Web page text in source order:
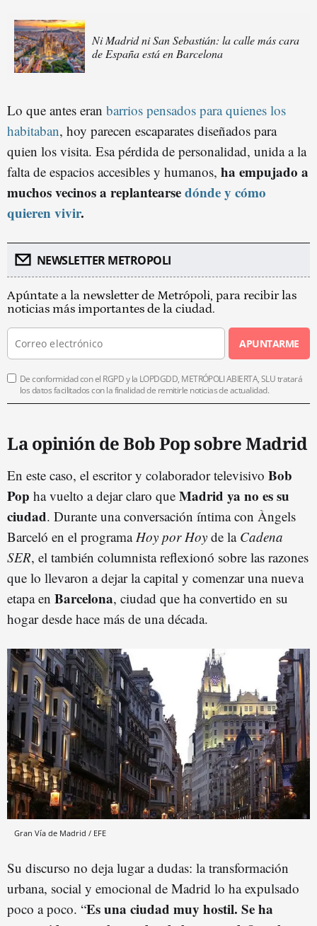
Ni Madrid ni San Sebastián: la calle más cara
de España está en Barcelona
Lo que antes eran barrios pensados para quienes los
habitaban, hoy parecen escaparates diseñados para
quien los visita. Esa pérdida de personalidad, unida a la
falta de espacios accesibles y humanos, ha empujado a
muchos vecinos a replantearsedónde y cómo
quieren vivir.
NEWSLETTER METROPOLI
Apúntate a la newsletter de Metrópoli, para recibir las
noticias más importantes de la ciudad.
APUNTARME
De conformidad con el RGPD y la LOPDGDD, METRÓPOLI ABIERTA, SLU tratará
los datos facilitados con la finalidad de remitirle noticias de actualidad.
La opinión de Bob Pop sobre Madrid
En este caso, el escritor y colaborador televisivo Bob
Pop ha vuelto a dejar claro que Madrid ya no es su
ciudad. Durante una conversación íntima con Àngels
Barceló en el programaHoy por Hoy de la Cadena
SER, el también columnista reflexionó sobre las razones
que lo llevaron a dejar la capital y comenzar una nueva
etapa en Barcelona, ciudad que ha convertido en su
hogar desde hace más de una década.
Gran Vía de Madrid / EFE
Su discurso no deja lugar a dudas: la transformación
urbana, social y emocional de Madrid lo ha expulsado
poco a poco. “Es una ciudad muy hostil. Se ha